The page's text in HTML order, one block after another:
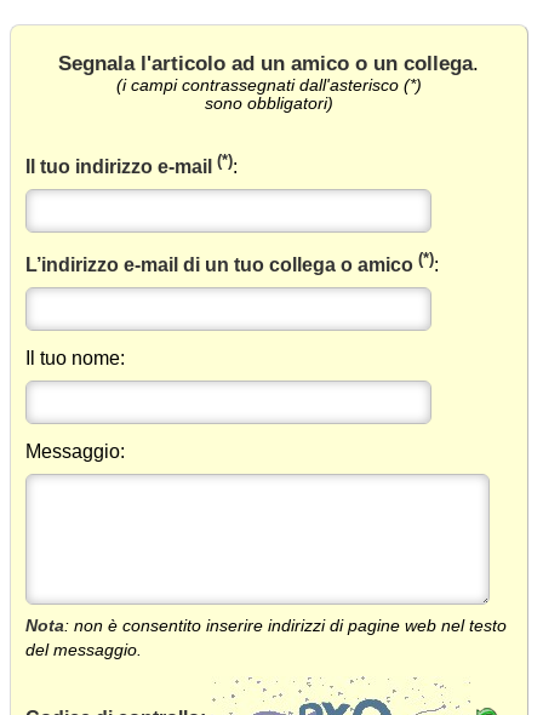
Segnala l'articolo ad un amico o un collega.
(i campi contrassegnati dall'asterisco (*)
sono obbligatori)
Il tuo indirizzo e-mail(*):
L’indirizzo e-mail di un tuo collega o amico(*):
Il tuo nome:
Messaggio:
Nota: non è consentito inserire indirizzi di pagine web nel testo
del messaggio.